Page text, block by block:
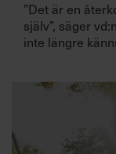
”Det är en
själv”, säger
inte längre